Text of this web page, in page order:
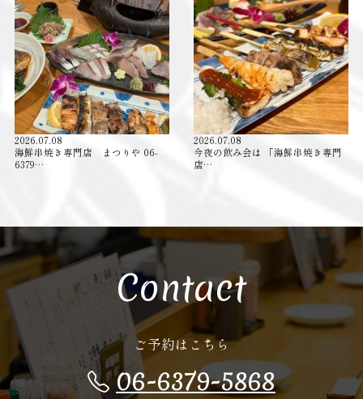
2026.07.08
海鮮串焼き専門店 まつりや 06-
6379…
2026.07.08
今夜の飲み会は 「海鮮串焼き専門
店…
Contact
ご予約はこちら
06-6379-5868